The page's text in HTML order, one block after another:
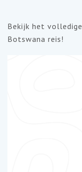
Bekijk het volledige
Botswana reis!